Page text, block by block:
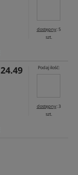
dostępny: 5
szt.
24.49 Podaj ilość:
dostępny: 3
szt.